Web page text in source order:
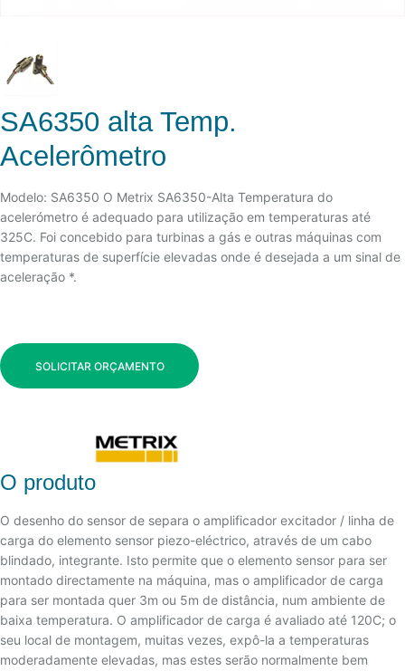
SA6350 alta Temp.
Acelerômetro
Modelo: SA6350 O Metrix SA6350-Alta Temperatura do
acelerómetro é adequado para utilização em temperaturas até
325C. Foi concebido para turbinas a gás e outras máquinas com
temperaturas de superfície elevadas onde é desejada a um sinal de
aceleração *.
SOLICITAR ORÇAMENTO
O produto
O desenho do sensor de separa o amplificador excitador / linha de
carga do elemento sensor piezo-eléctrico, através de um cabo
blindado, integrante. Isto permite que o elemento sensor para ser
montado directamente na máquina, mas o amplificador de carga
para ser montada quer 3m ou 5m de distância, num ambiente de
baixa temperatura. O amplificador de carga é avaliado até 120C; o
seu local de montagem, muitas vezes, expô-la a temperaturas
moderadamente elevadas, mas estes serão normalmente bem